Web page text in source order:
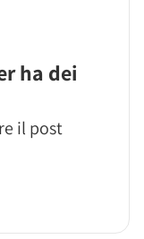
ha dei
il post